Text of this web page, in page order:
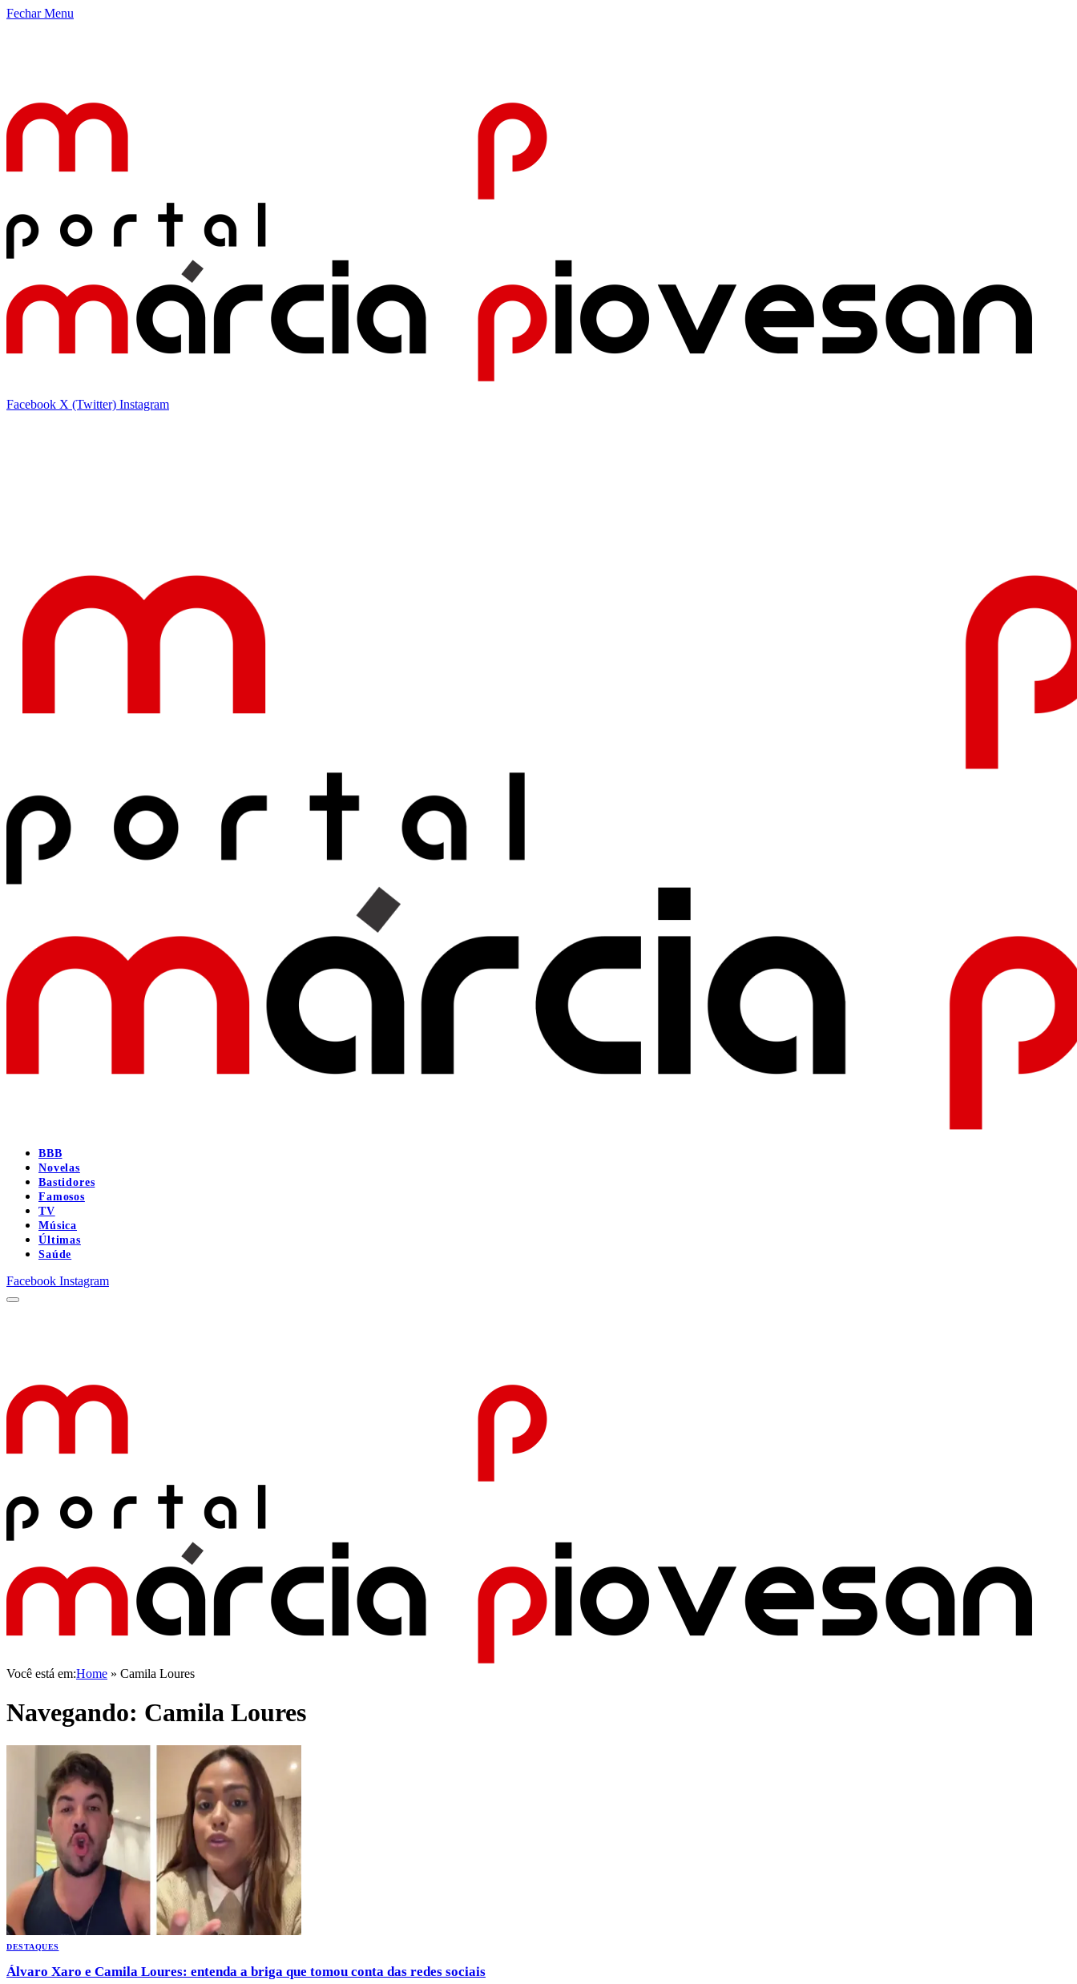
Fechar Menu
Facebook X (Twitter) Instagram
BBB
Novelas
Bastidores
Famosos
TV
Música
Últimas
Saúde
Facebook Instagram
Você está em:Home » Camila Loures
Navegando: Camila Loures
DESTAQUES
Álvaro Xaro e Camila Loures: entenda a briga que tomou conta das redes sociais